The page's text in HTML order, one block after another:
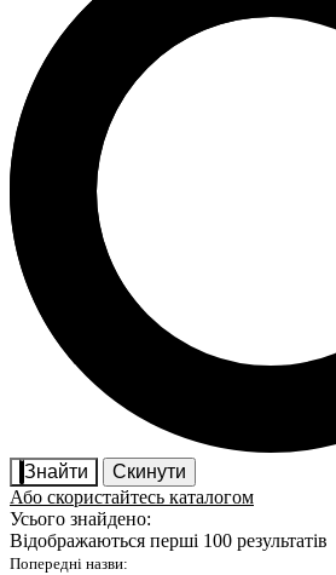
Знайти
Скинути
Або скористайтесь каталогом
Усього знайдено:
Відображаються перші 100 результатів
Попередні назви: